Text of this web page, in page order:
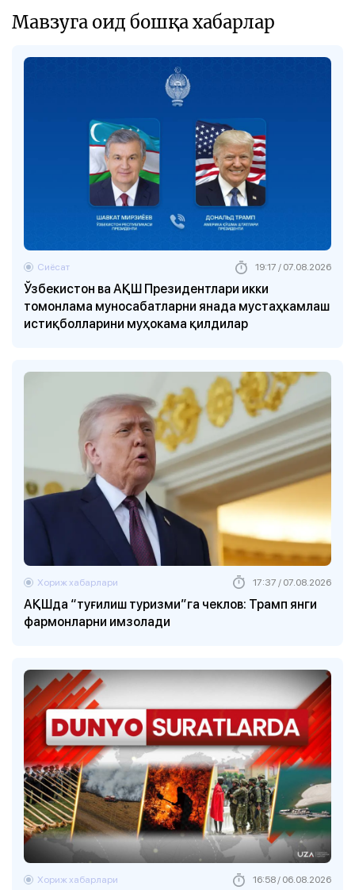
Мавзуга оид бошқа хабарлар
Ўзбекистон ва АҚШ Президентлари икки
томонлама муносабатларни янада мустаҳкамлаш
истиқболларини муҳокама қилдилар
Сиёсат 19:17 / 07.08.2026
АҚШда “туғилиш туризми”га чеклов: Трамп янги
фармонларни имзолади
Хориж хабарлари 17:37 / 07.08.2026
Хориж хабарлари 16:58 / 06.08.2026